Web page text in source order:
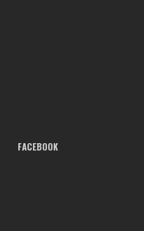
FACEBOOK